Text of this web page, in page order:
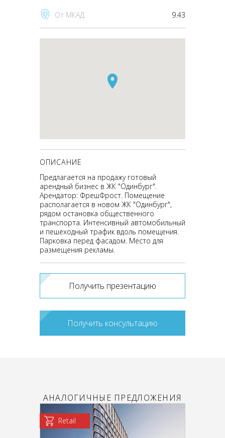
От МКАД 9.43
ОПИСАНИЕ
Предлагается на продажу готовый
арендный бизнес в ЖК "Одинбург".
Арендатор: ФрешФрост. Помещение
располагается в новом ЖК "Одинбург",
рядом остановка общественного
транспорта. Интенсивный автомобильный
и пешеходный трафик вдоль помещения.
Парковка перед фасадом. Место для
размещения рекламы.
Получить презентацию
Получить консультацию
АНАЛОГИЧНЫЕ ПРЕДЛОЖЕНИЯ
Retail